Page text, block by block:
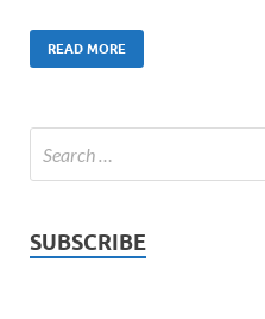
READ MORE
SUBSCRIBE